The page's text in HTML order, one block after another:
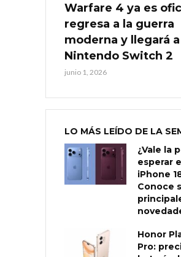
Warfare 4 ya es
regresa a la guerra
moderna y llegará a
Nintendo Switch 2
junio 1, 2026
LO MÁS LEÍDO DE LA
¿Vale la
esperar
iPhone
Conoce
Honor
Pro: